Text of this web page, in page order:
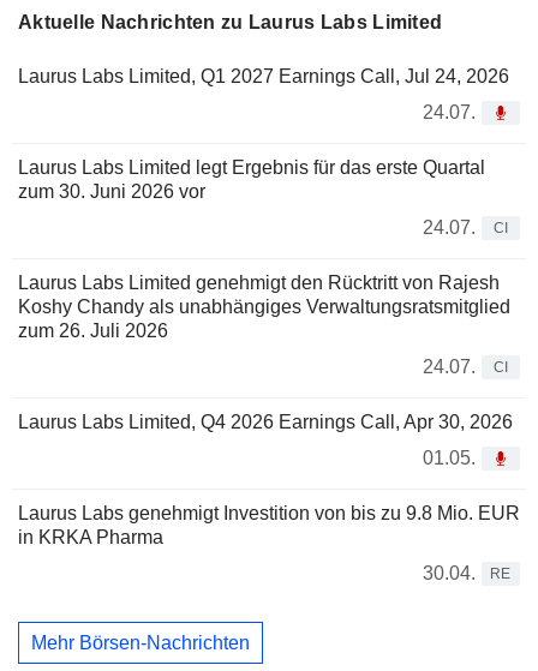
Aktuelle Nachrichten zu Laurus Labs Limited
Laurus Labs Limited, Q1 2027 Earnings Call, Jul 24, 2026
24.07.
Laurus Labs Limited legt Ergebnis für das erste Quartal
zum 30. Juni 2026 vor
24.07.
CI
Laurus Labs Limited genehmigt den Rücktritt von Rajesh
Koshy Chandy als unabhängiges Verwaltungsratsmitglied
zum 26. Juli 2026
24.07.
CI
Laurus Labs Limited, Q4 2026 Earnings Call, Apr 30, 2026
01.05.
Laurus Labs genehmigt Investition von bis zu 9.8 Mio. EUR
in KRKA Pharma
30.04.
RE
Mehr Börsen-Nachrichten